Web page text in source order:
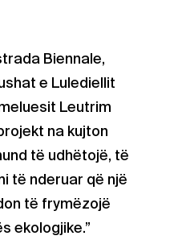
Biennale,
e Lulediellit
Leutrim
na kujton
të udhëtojë, të
të nderuar që një
të frymëzojë
ekologjike.”